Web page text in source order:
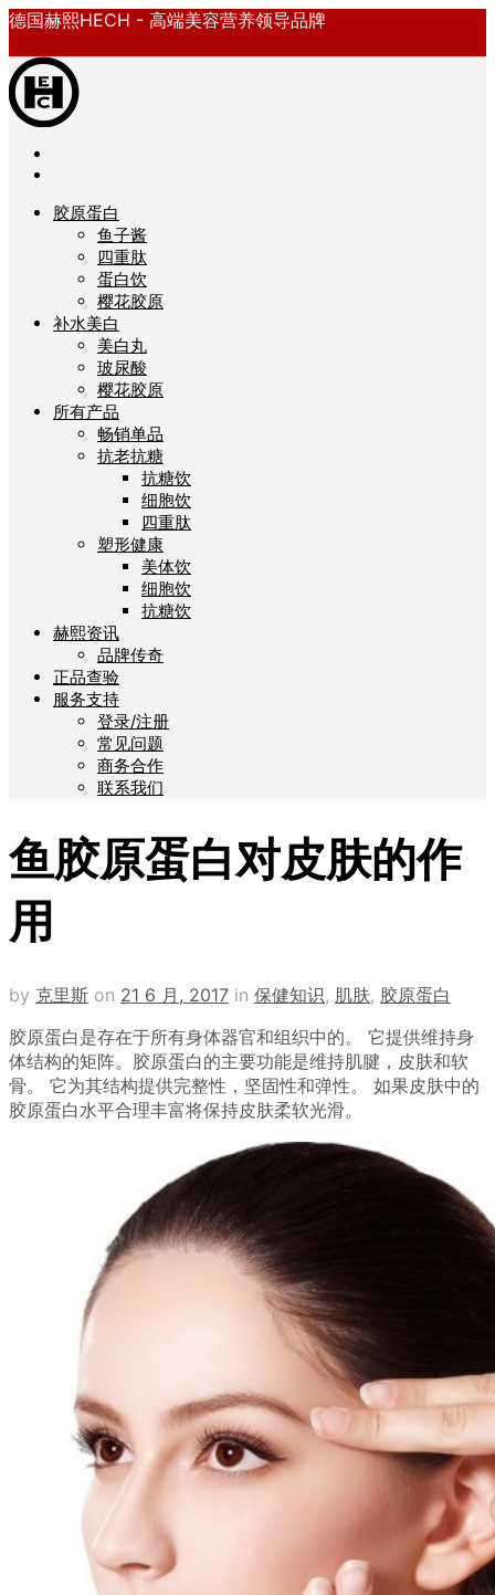
德国赫熙HECH - 高端美容营养领导品牌
胶原蛋白
鱼子酱
四重肽
蛋白饮
樱花胶原
补水美白
美白丸
玻尿酸
樱花胶原
所有产品
畅销单品
抗老抗糖
抗糖饮
细胞饮
四重肽
塑形健康
美体饮
细胞饮
抗糖饮
赫熙资讯
品牌传奇
正品查验
服务支持
登录/注册
常见问题
商务合作
联系我们
鱼胶原蛋白对皮肤的作
用
by 克里斯 on 21 6 月, 2017 in 保健知识, 肌肤, 胶原蛋白
胶原蛋白是存在于所有身体器官和组织中的。 它提供维持身
体结构的矩阵。胶原蛋白的主要功能是维持肌腱，皮肤和软
骨。 它为其结构提供完整性，坚固性和弹性。 如果皮肤中的
胶原蛋白水平合理丰富将保持皮肤柔软光滑。